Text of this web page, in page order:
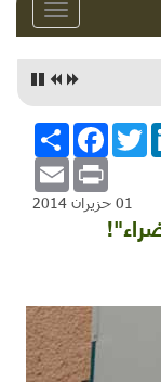
Toggle
انشر
FacebookTwitter
Email Print
01 حزيران 2014